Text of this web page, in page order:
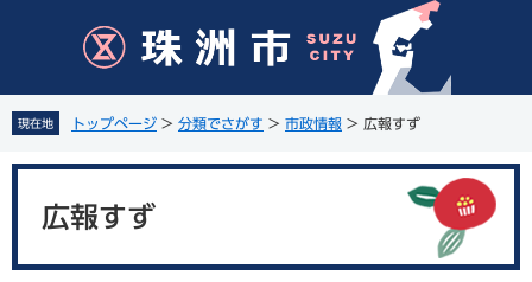
先
頭
で
を
飛
ば
現在地 トップページ > 分類でさがす > 市政情報 > 広報すず
広報すず